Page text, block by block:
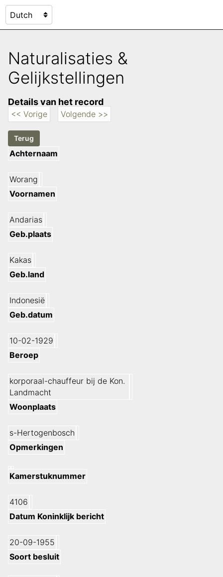
Naturalisaties &
Gelijkstellingen
Details van het record
<< Vorige Volgende >>
Achternaam
Worang
Voornamen
Andarias
Geb.plaats
Kakas
Geb.land
Indonesië
Geb.datum
10-02-1929
Beroep
korporaal-chauffeur bij de Kon.
Landmacht
Woonplaats
s-Hertogenbosch
Opmerkingen
Kamerstuknummer
4106
Datum Koninklijk bericht
20-09-1955
Soort besluit